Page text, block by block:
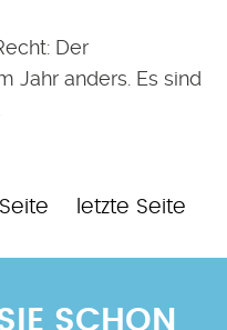
Der
Jahr anders. Es sind
Letzte
letzte Seite
SCHON